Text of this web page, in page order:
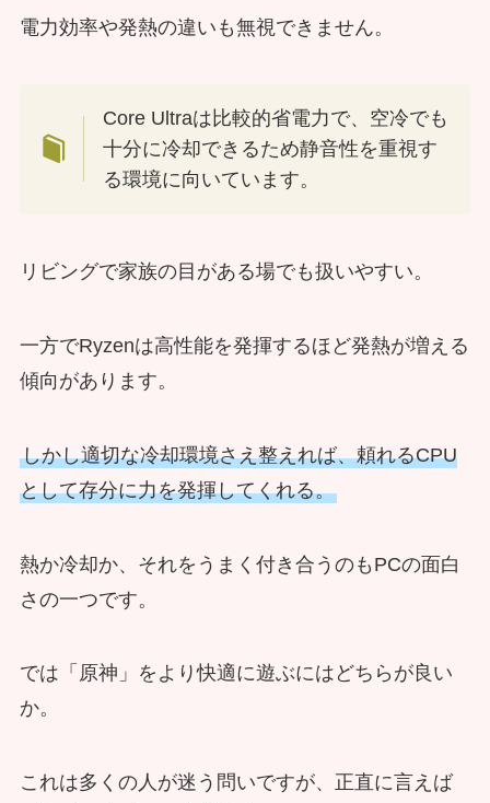
電力効率や発熱の違いも無視できません。
Core Ultraは比較的省電力で、空冷でも
十分に冷却できるため静音性を重視す
る環境に向いています。
リビングで家族の目がある場でも扱いやすい。
一方でRyzenは高性能を発揮するほど発熱が増える
傾向があります。
しかし適切な冷却環境さえ整えれば、頼れるCPU
として存分に力を発揮してくれる。
熱か冷却か、それをうまく付き合うのもPCの面白
さの一つです。
では「原神」をより快適に遊ぶにはどちらが良い
か。
これは多くの人が迷う問いですが、正直に言えば